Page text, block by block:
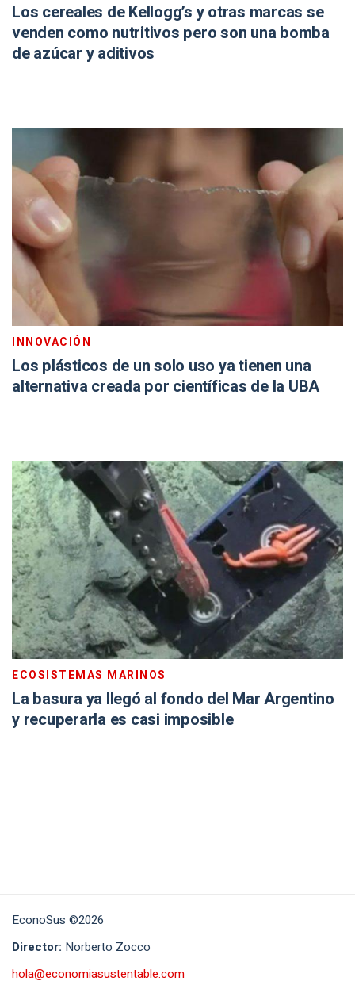
Los cereales de Kellogg’s y otras marcas se
venden como nutritivos pero son una bomba
de azúcar y aditivos
INNOVACIÓN
Los plásticos de un solo uso ya tienen una
alternativa creada por científicas de la UBA
ECOSISTEMAS MARINOS
La basura ya llegó al fondo del Mar Argentino
y recuperarla es casi imposible
EconoSus ©2026
Director: Norberto Zocco
hola@economiasustentable.com